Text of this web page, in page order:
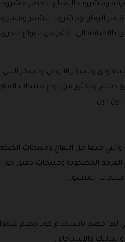
ومشروب النعناع الاخضر مشروب
الرمان ومشروب الشمر
بالاضافة الى الكثير من الانواع
والسكر الابيض والسكر البني
صالح والكثير من انواع منتجات
لاين .
منها خل التفاح ومنتجات
المطحونة ومنتجات دقيق جوز
المبشور .
لها خصم باستخدام كود خصم
والاسترخاء .